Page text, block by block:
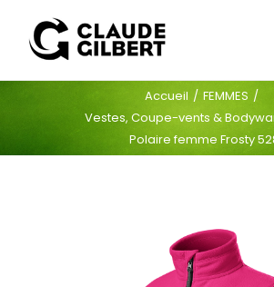
Accueil
FEMMES
Vestes, Coupe-vents &
Polaire femme Frosty